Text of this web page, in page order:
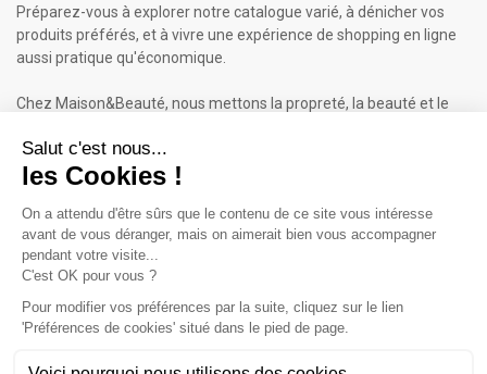
Préparez-vous à explorer notre catalogue varié, à dénicher vos
produits préférés, et à vivre une expérience de shopping en ligne
aussi pratique qu'économique.
Chez Maison&Beauté, nous mettons la propreté, la beauté et le
Maison & Beauté : Informations
À propos de nous
Conditions générales de vente (CGV)
Plan du site
Contactez-nous
Inscrivez-vous à notre Newsletter